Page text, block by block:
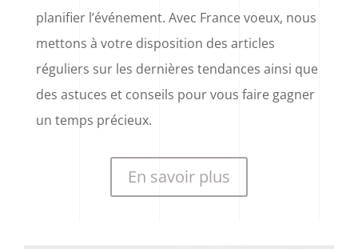
planifier l’événement. Avec France voeux, nous
mettons à votre disposition des articles
réguliers sur les dernières tendances ainsi que
des astuces et conseils pour vous faire gagner
un temps précieux.
En savoir plus